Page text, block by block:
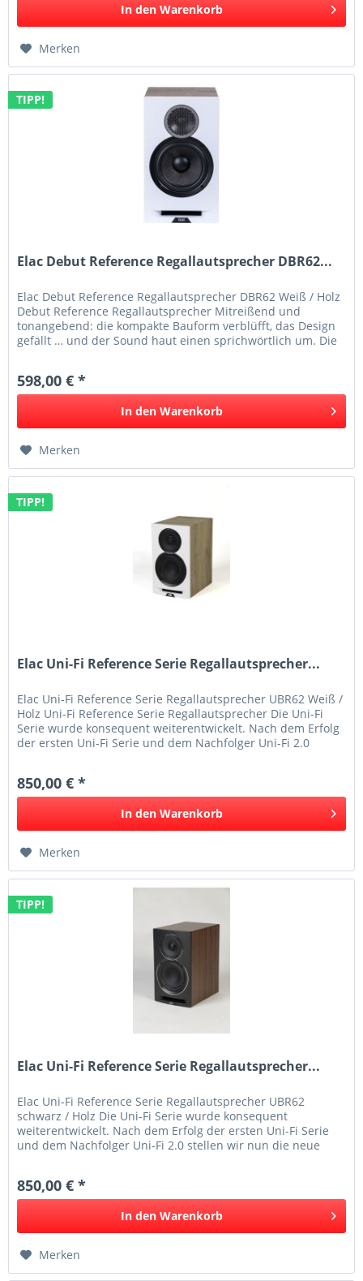
In den Warenkorb
Merken
TIPP!
Elac Debut Reference Regallautsprecher DBR62...
Elac Debut Reference Regallautsprecher DBR62 Weiß / Holz
Debut Reference Regallautsprecher Mitreißend und
tonangebend: die kompakte Bauform verblüfft, das Design
gefällt … und der Sound haut einen sprichwörtlich um. Die
598,00 € *
In den Warenkorb
Merken
TIPP!
Elac Uni-Fi Reference Serie Regallautsprecher...
Elac Uni-Fi Reference Serie Regallautsprecher UBR62 Weiß /
Holz Uni-Fi Reference Serie Regallautsprecher Die Uni-Fi
Serie wurde konsequent weiterentwickelt. Nach dem Erfolg
der ersten Uni-Fi Serie und dem Nachfolger Uni-Fi 2.0
850,00 € *
In den Warenkorb
Merken
TIPP!
Elac Uni-Fi Reference Serie Regallautsprecher...
Elac Uni-Fi Reference Serie Regallautsprecher UBR62
schwarz / Holz Die Uni-Fi Serie wurde konsequent
weiterentwickelt. Nach dem Erfolg der ersten Uni-Fi Serie
und dem Nachfolger Uni-Fi 2.0 stellen wir nun die neue
850,00 € *
In den Warenkorb
Merken